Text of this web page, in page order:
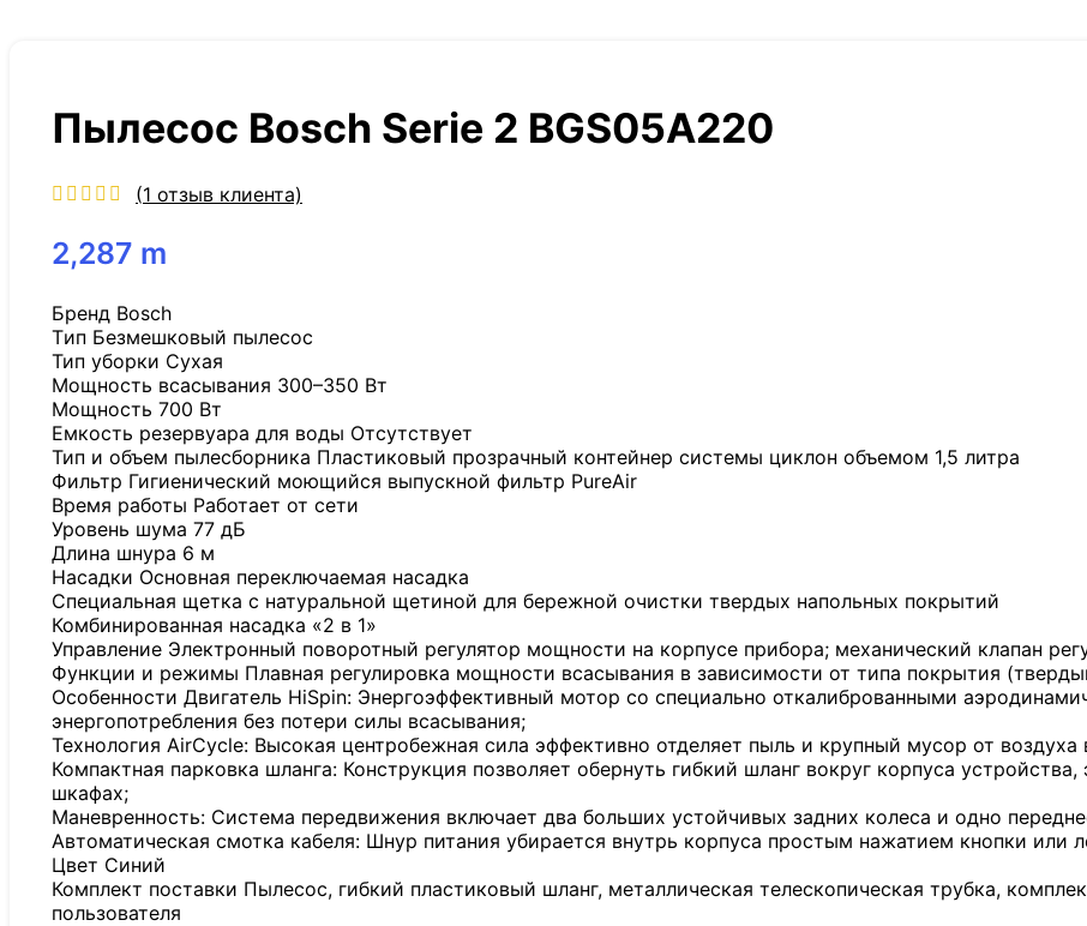
Пылесос Bosch Serie 2 BGS05A220
(1 отзыв клиента)
2,287 m
Бренд Bosch
Tип Безмешковый пылесос
Тип уборки Сухая
Мощность всасывания 300–350 Вт
Мощность 700 Вт
Емкость резервуара для воды Отсутствует
Тип и объем пылесборника Пластиковый прозрачный контейнер системы циклон объемом 1,5 литра
Фильтр Гигиенический моющийся выпускной фильтр PureAir
Время работы Работает от сети
Уровень шума 77 дБ
Длина шнура 6 м
Насадки Основная переключаемая насадка
Специальная щетка с натуральной щетиной для бережной очистки твердых напольных покрытий
Комбинированная насадка «2 в 1»
Управление Электронный поворотный регулятор мощности на корпусе прибора; механический клапан
Функции и режимы Плавная регулировка мощности всасывания в зависимости от типа покрытия
Особенности Двигатель HiSpin: Энергоэффективный мотор со специально откалиброванными
энергопотребления без потери силы всасывания;
Технология AirCycle: Высокая центробежная сила эффективно отделяет пыль и крупный мусор от воздуха
Компактная парковка шланга: Конструкция позволяет обернуть гибкий шланг вокруг корпуса
шкафах;
Маневренность: Система передвижения включает два больших устойчивых задних колеса и одно
Автоматическая смотка кабеля: Шнур питания убирается внутрь корпуса простым нажатием кнопки или
Цвет Синий
Комплект поставки Пылесос, гибкий пластиковый шланг, металлическая телескопическая трубка,
пользователя